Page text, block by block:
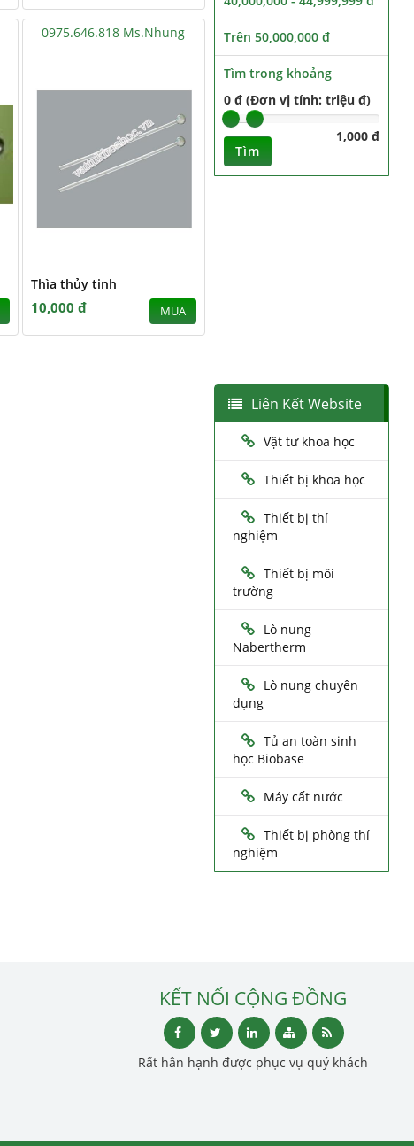
0975.646.818 Ms.Nhung
Thìa thủy tinh
10,000 đ MUA
Trên 50,000,000 đ
Tìm trong khoảng
0 đ (Đơn vị tính: triệu đ)
1,000 đ
Tìm
Liên Kết Website
Vật tư khoa học
Thiết bị khoa học
Thiết bị thí
nghiệm
Thiết bị môi
trường
Lò nung
Nabertherm
Lò nung chuyên
dụng
Tủ an toàn sinh
học Biobase
Máy cất nước
Thiết bị phòng thí
nghiệm
KẾT NỐI CỘNG ĐỒNG
Rất hân hạnh được phục vụ quý khách